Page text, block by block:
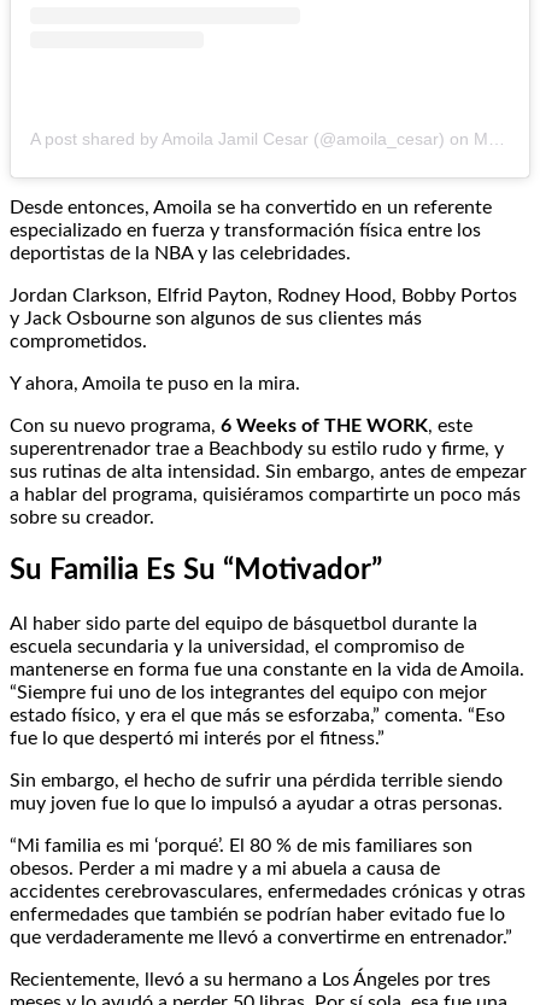
A post shared by Amoila Jamil Cesar (@amoila_cesar) on May 30, 2017 at 2:22pm PDT
Desde entonces, Amoila se ha convertido en un referente
especializado en fuerza y transformación física entre los
deportistas de la NBA y las celebridades.
Jordan Clarkson, Elfrid Payton, Rodney Hood, Bobby Portos
y Jack Osbourne son algunos de sus clientes más
comprometidos.
Y ahora, Amoila te puso en la mira.
Con su nuevo programa, 6 Weeks of THE WORK, este
superentrenador trae a Beachbody su estilo rudo y firme, y
sus rutinas de alta intensidad. Sin embargo, antes de empezar
a hablar del programa, quisiéramos compartirte un poco más
sobre su creador.
Su Familia Es Su “Motivador”
Al haber sido parte del equipo de básquetbol durante la
escuela secundaria y la universidad, el compromiso de
mantenerse en forma fue una constante en la vida de Amoila.
“Siempre fui uno de los integrantes del equipo con mejor
estado físico, y era el que más se esforzaba,” comenta. “Eso
fue lo que despertó mi interés por el fitness.”
Sin embargo, el hecho de sufrir una pérdida terrible siendo
muy joven fue lo que lo impulsó a ayudar a otras personas.
“Mi familia es mi ‘porqué’. El 80 % de mis familiares son
obesos. Perder a mi madre y a mi abuela a causa de
accidentes cerebrovasculares, enfermedades crónicas y otras
enfermedades que también se podrían haber evitado fue lo
que verdaderamente me llevó a convertirme en entrenador.”
Recientemente, llevó a su hermano a Los Ángeles por tres